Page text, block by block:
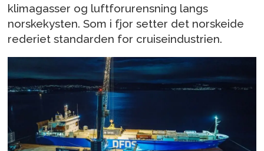
klimagasser og luftforurensning langs
norskekysten. Som i fjor setter det norskeide
rederiet standarden for cruiseindustrien.